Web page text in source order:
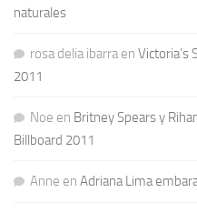
naturales
rosa delia ibarraen Victoria’s
2011
Noe en Britney Spears y
Billboard 2011
Anne en Adriana Lima